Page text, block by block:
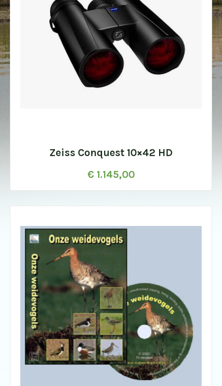
Zeiss Conquest 10×42 HD
€ 1.145,00